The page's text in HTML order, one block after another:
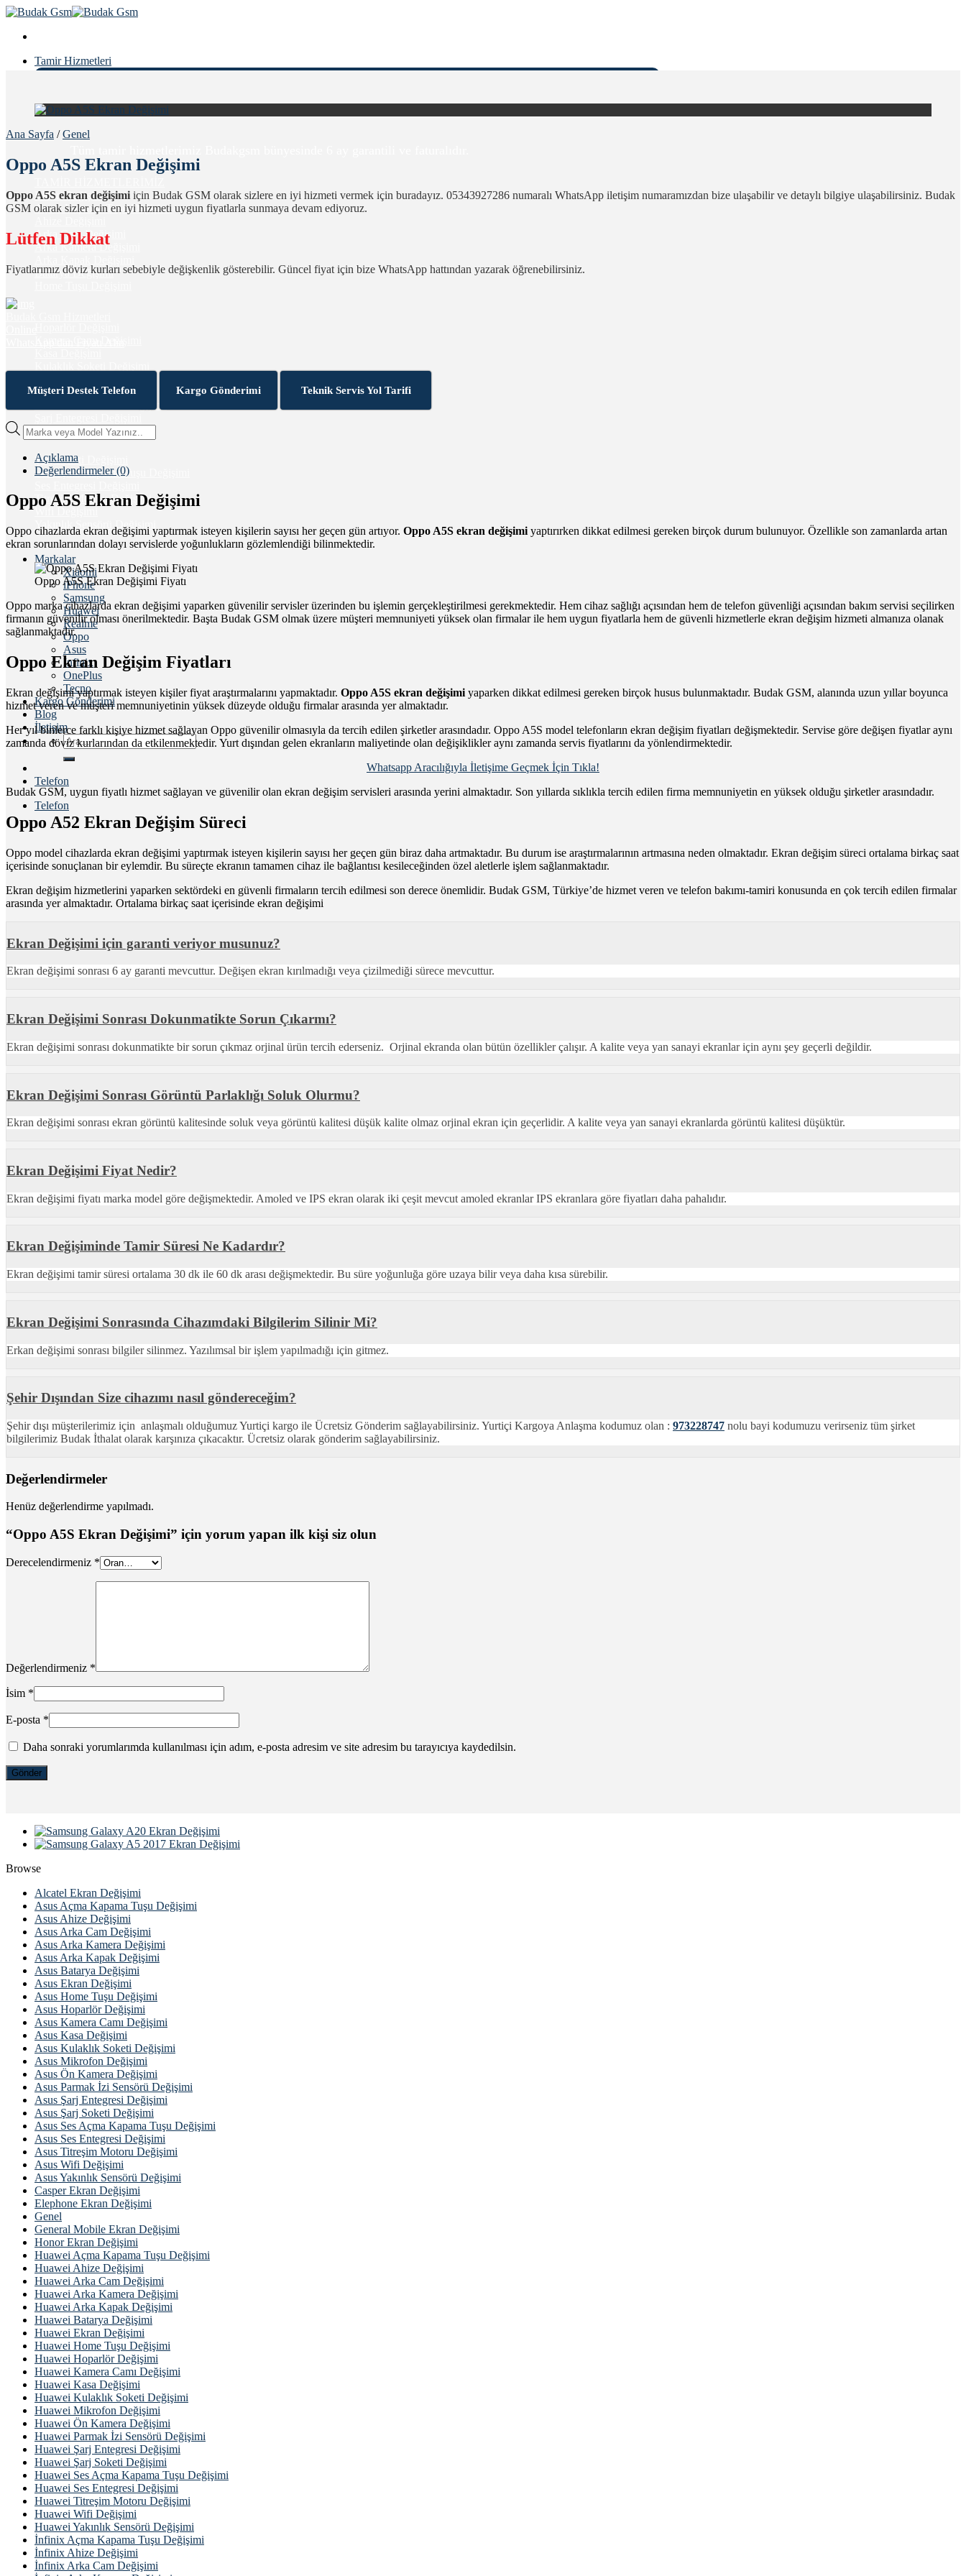
Skip
content
Tamir Hizmetleri
Ekran Değişimi
Açma Kapama Tuşu Değişimi
Arka Cam Değişimi
Arka Kamera Değişimi
Batarya Değişimi
Ön Kamera Değişimi
Parmak İzi Sensörü Değişimi
Şarj Soketi Değişimi
Ses Açma Kapama Tuşu Değişimi
Titreşim Motoru Değişimi
Yakınlık Sensörü Değişimi
Markalar
Xiaomi
iPhone
Samsung
Huawei
Realme
Oppo
Asus
İnfinix
OnePlus
Tecno
Kargo Gönderimi
Blog
İletişim
Ara:
Telefon
Telefon
Ana Sayfa / Genel
Oppo A5S Ekran Değişimi
Oppo A5S ekran değişimi için Budak GSM olarak sizlere en iyi hizmeti vermek için buradayız. 05343927286 numaralı WhatsApp iletişim numaramızdan bize ulaşabilir ve detaylı bilgiye ulaşabilirsiniz. Budak
GSM olarak sizler için en iyi hizmeti uygun fiyatlarla sunmaya devam ediyoruz.
Lütfen Dikkat
Fiyatlarımız döviz kurları sebebiyle değişkenlik gösterebilir. Güncel fiyat için bize WhatsApp hattından yazarak öğrenebilirsiniz.
Müşteri Destek Telefon Kargo Gönderimi Teknik Servis Yol Tarifi
Products
search
Açıklama
Değerlendirmeler (0)
Oppo A5S Ekran Değişimi
Oppo cihazlarda ekran değişimi yaptırmak isteyen kişilerin sayısı her geçen gün artıyor. Oppo A5S ekran değişimi yaptırırken dikkat edilmesi gereken birçok durum bulunuyor. Özellikle son zamanlarda artan
ekran sorunlarından dolayı servislerde yoğunlukların gözlemlendiği bilinmektedir.
Oppo A5S Ekran Değişimi Fiyatı
Oppo marka cihazlarda ekran değişimi yaparken güvenilir servisler üzerinden bu işlemin gerçekleştirilmesi gerekmektedir. Hem cihaz sağlığı açısından hem de telefon güvenliği açısından bakım servisi seçilirken
firmanın güvenilir olması önerilmektedir. Başta Budak GSM olmak üzere müşteri memnuniyeti yüksek olan firmalar ile hem uygun fiyatlarla hem de güvenli hizmetlerle ekran değişim hizmeti almanıza olanak
sağlanmaktadır.
Oppo Ekran Değişim Fiyatları
Ekran değişimi yaptırmak isteyen kişiler fiyat araştırmalarını yapmaktadır. Oppo A5S ekran değişimi yaparken dikkat edilmesi gereken birçok husus bulunmaktadır. Budak GSM, alanında uzun yıllar boyunca
hizmet veren ve müşteri memnuniyetinin yüksek düzeyde olduğu firmalar arasında yer almaktadır.
Her yıl binlerce farklı kişiye hizmet sağlayan Oppo güvenilir olmasıyla da tercih edilen şirketler arasındadır. Oppo A5S model telefonların ekran değişim fiyatları değişmektedir. Servise göre değişen fiyatlar aynı
zamanda döviz kurlarından da etkilenmektedir. Yurt dışından gelen ekranların maliyetinde olan değişiklikler aynı zamanda servis fiyatlarını da yönlendirmektedir.
Whatsapp Aracılığıyla İletişime Geçmek İçin Tıkla!
Budak GSM, uygun fiyatlı hizmet sağlayan ve güvenilir olan ekran değişim servisleri arasında yerini almaktadır. Son yıllarda sıklıkla tercih edilen firma memnuniyetin en yüksek olduğu şirketler arasındadır.
Oppo A52 Ekran Değişim Süreci
Oppo model cihazlarda ekran değişimi yaptırmak isteyen kişilerin sayısı her geçen gün biraz daha artmaktadır. Bu durum ise araştırmalarının artmasına neden olmaktadır. Ekran değişim süreci ortalama birkaç saat
içerisinde sonuçlanan bir eylemdir. Bu süreçte ekranın tamamen cihaz ile bağlantısı kesileceğinden özel aletlerle işlem sağlanmaktadır.
Ekran değişim hizmetlerini yaparken sektördeki en güvenli firmaların tercih edilmesi son derece önemlidir. Budak GSM, Türkiye’de hizmet veren ve telefon bakımı-tamiri konusunda en çok tercih edilen firmalar
arasında yer almaktadır. Ortalama birkaç saat içerisinde ekran değişimi
Ekran Değişimi için garanti veriyor musunuz?
Ekran değişimi sonrası 6 ay garanti mevcuttur. Değişen ekran kırılmadığı veya çizilmediği sürece mevcuttur.
Ekran Değişimi Sonrası Dokunmatikte Sorun Çıkarmı?
Ekran değişimi sonrası dokunmatikte bir sorun çıkmaz orjinal ürün tercih ederseniz. Orjinal ekranda olan bütün özellikler çalışır. A kalite veya yan sanayi ekranlar için aynı şey geçerli değildir.
Ekran Değişimi Sonrası Görüntü Parlaklığı Soluk Olurmu?
Ekran değişimi sonrası ekran görüntü kalitesinde soluk veya görüntü kalitesi düşük kalite olmaz orjinal ekran için geçerlidir. A kalite veya yan sanayi ekranlarda görüntü kalitesi düşüktür.
Ekran Değişimi Fiyat Nedir?
Ekran değişimi fiyatı marka model göre değişmektedir. Amoled ve IPS ekran olarak iki çeşit mevcut amoled ekranlar IPS ekranlara göre fiyatları daha pahalıdır.
Ekran Değişiminde Tamir Süresi Ne Kadardır?
Ekran değişimi tamir süresi ortalama 30 dk ile 60 dk arası değişmektedir. Bu süre yoğunluğa göre uzaya bilir veya daha kısa sürebilir.
Ekran Değişimi Sonrasında Cihazımdaki Bilgilerim Silinir Mi?
Erkan değişimi sonrası bilgiler silinmez. Yazılımsal bir işlem yapılmadığı için gitmez.
Şehir Dışından Size cihazımı nasıl göndereceğim?
Şehir dışı müşterilerimiz için anlaşmalı olduğumuz Yurtiçi kargo ile Ücretsiz Gönderim sağlayabilirsiniz. Yurtiçi Kargoya Anlaşma kodumuz olan : 973228747 nolu bayi kodumuzu verirseniz tüm şirket
bilgilerimiz Budak İthalat olarak karşınıza çıkacaktır. Ücretsiz olarak gönderim sağlayabilirsiniz.
Değerlendirmeler
Henüz değerlendirme yapılmadı.
“Oppo A5S Ekran Değişimi” için yorum yapan ilk kişi siz olun
Derecelendirmeniz *
Değerlendirmeniz *
İsim *
E-posta *
Daha sonraki yorumlarımda kullanılması için adım, e-posta adresim ve site adresim bu tarayıcıya kaydedilsin.
Browse
Alcatel Ekran Değişimi
Asus Açma Kapama Tuşu Değişimi
Asus Ahize Değişimi
Asus Arka Cam Değişimi
Asus Arka Kamera Değişimi
Asus Arka Kapak Değişimi
Asus Batarya Değişimi
Asus Ekran Değişimi
Asus Home Tuşu Değişimi
Asus Hoparlör Değişimi
Asus Kamera Camı Değişimi
Asus Kasa Değişimi
Asus Kulaklık Soketi Değişimi
Asus Mikrofon Değişimi
Asus Ön Kamera Değişimi
Asus Parmak İzi Sensörü Değişimi
Asus Şarj Entegresi Değişimi
Asus Şarj Soketi Değişimi
Asus Ses Açma Kapama Tuşu Değişimi
Asus Ses Entegresi Değişimi
Asus Titreşim Motoru Değişimi
Asus Wifi Değişimi
Asus Yakınlık Sensörü Değişimi
Casper Ekran Değişimi
Elephone Ekran Değişimi
Genel
General Mobile Ekran Değişimi
Honor Ekran Değişimi
Huawei Açma Kapama Tuşu Değişimi
Huawei Ahize Değişimi
Huawei Arka Cam Değişimi
Huawei Arka Kamera Değişimi
Huawei Arka Kapak Değişimi
Huawei Batarya Değişimi
Huawei Ekran Değişimi
Huawei Home Tuşu Değişimi
Huawei Hoparlör Değişimi
Huawei Kamera Camı Değişimi
Huawei Kasa Değişimi
Huawei Kulaklık Soketi Değişimi
Huawei Mikrofon Değişimi
Huawei Ön Kamera Değişimi
Huawei Parmak İzi Sensörü Değişimi
Huawei Şarj Entegresi Değişimi
Huawei Şarj Soketi Değişimi
Huawei Ses Açma Kapama Tuşu Değişimi
Huawei Ses Entegresi Değişimi
Huawei Titreşim Motoru Değişimi
Huawei Wifi Değişimi
Huawei Yakınlık Sensörü Değişimi
İnfinix Açma Kapama Tuşu Değişimi
İnfinix Ahize Değişimi
İnfinix Arka Cam Değişimi